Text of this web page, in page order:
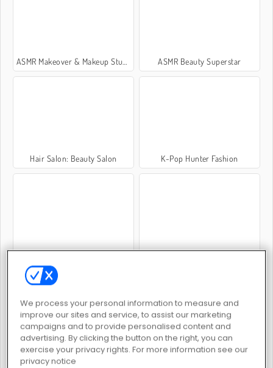
ASMR Makeover & Makeup Studio ASMR Beauty Superstar
Hair Salon: Beauty Salon K-Pop Hunter Fashion
Sery: Einkaufstag Barbiecore
We process your personal information to measure and
improve our sites and service, to assist our marketing
campaigns and to provide personalised content and
advertising. By clicking the button on the right, you can
exercise your privacy rights. For more information see our
privacy notice